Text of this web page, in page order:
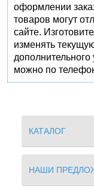
оформлении
товаров могут
сайте.
изменять
можно по
КАТАЛОГ
НАШИ